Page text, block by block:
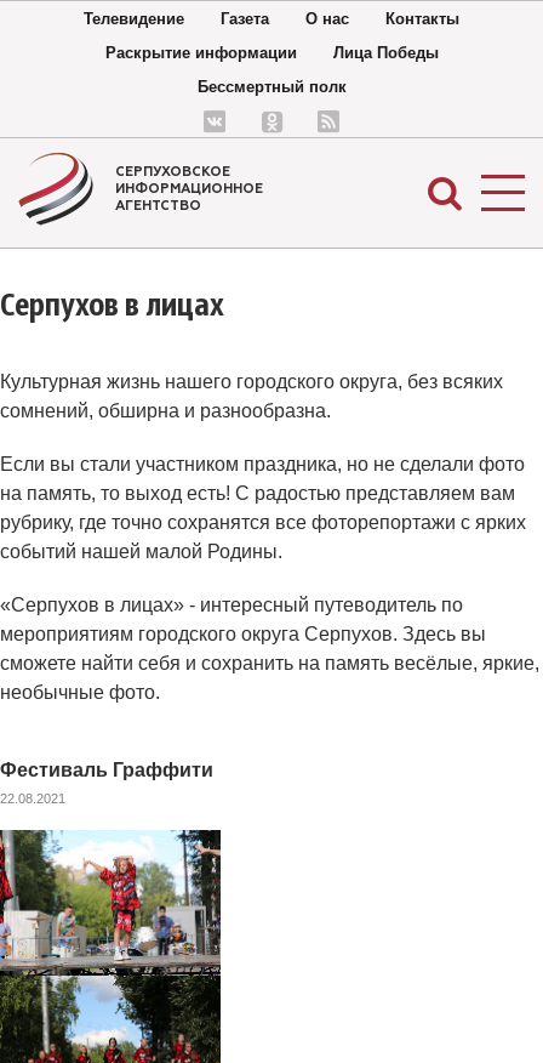
Телевидение Газета О нас
Контакты
Раскрытие информации
Лица Победы
Бессмертный полк
СЕРПУХОВСКОЕ
ИНФОРМАЦИОННОЕ
АГЕНТСТВО
Серпухов в лицах
Культурная жизнь нашего городского округа, без всяких
сомнений, обширна и разнообразна.
Если вы стали участником праздника, но не сделали фото
на память, то выход есть! С радостью представляем вам
рубрику, где точно сохранятся все фоторепортажи с ярких
событий нашей малой Родины.
«Серпухов в лицах» - интересный путеводитель по
мероприятиям городского округа Серпухов. Здесь вы
сможете найти себя и сохранить на память весёлые, яркие,
необычные фото.
Фестиваль Граффити
22.08.2021